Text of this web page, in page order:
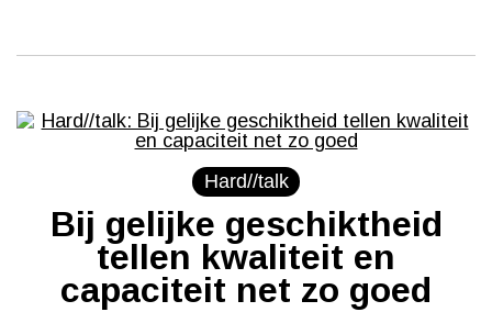
Hard//talk
Bij gelijke geschiktheid
tellen kwaliteit en
capaciteit net zo goed